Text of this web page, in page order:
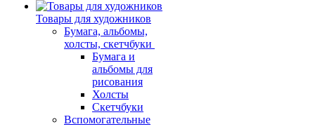
Товары для художников
Бумага, альбомы,
холсты, скетчбуки
Бумага и
альбомы для
рисования
Холсты
Скетчбуки
Вспомогательные